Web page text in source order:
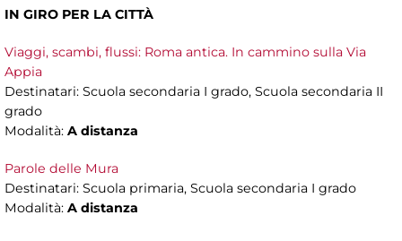
IN GIRO PER LA CITTÀ
Viaggi, scambi, flussi: Roma antica. In cammino sulla Via
Appia
Destinatari: Scuola secondaria I grado, Scuola secondaria II
grado
Modalità: A distanza
Parole delle Mura
Destinatari: Scuola primaria, Scuola secondaria I grado
Modalità: A distanza